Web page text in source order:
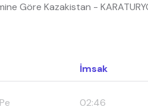
Göre Kazakistan -
İmsak
02:46